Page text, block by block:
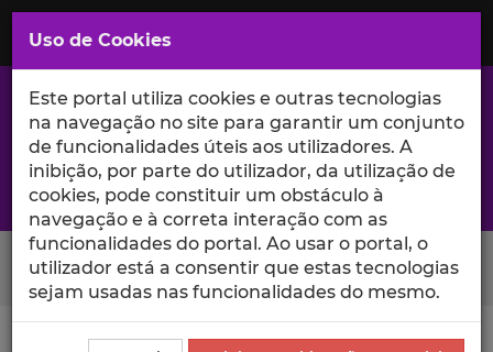
Saltar
para
Conteúdo
Principal
A excelência da investigação e ciência no Iscte
Search Button
Uso de Cookies
Este portal utiliza cookies e outras tecnologias
na navegação no site para garantir um conjunto
de funcionalidades úteis aos utilizadores. A
inibição, por parte do utilizador, da utilização de
cookies, pode constituir um obstáculo à
navegação e à correta interação com as
funcionalidades do portal. Ao usar o portal, o
utilizador está a consentir que estas tecnologias
sejam usadas nas funcionalidades do mesmo.